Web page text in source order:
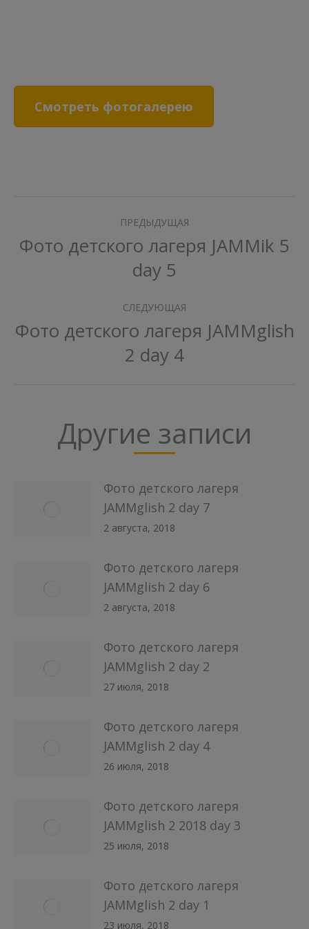
Смотреть фотогалерею
Навигация
по
записям
ПРЕДЫДУЩАЯ
Предыдущая
запись:
Фото детского лагеря JAMMik 5
day 5
СЛЕДУЮЩАЯ
Следующая
запись:
Фото детского лагеря JAMMglish
2 day 4
Другие записи
Фото детского лагеря
JAMMglish 2 day 7
2 августа, 2018
Фото детского лагеря
JAMMglish 2 day 6
2 августа, 2018
Фото детского лагеря
JAMMglish 2 day 2
27 июля, 2018
Фото детского лагеря
JAMMglish 2 day 4
26 июля, 2018
Фото детского лагеря
JAMMglish 2 2018 day 3
25 июля, 2018
Фото детского лагеря
JAMMglish 2 day 1
23 июля, 2018